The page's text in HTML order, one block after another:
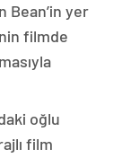
Bean’in yer
filmde
oğlu
film